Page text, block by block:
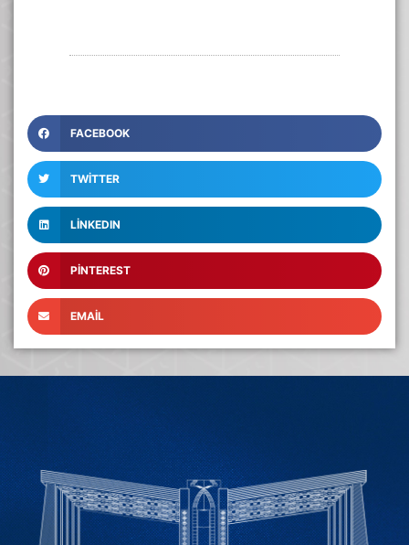
FACEBOOK
TWITTER
LINKEDIN
PINTEREST
EMAIL